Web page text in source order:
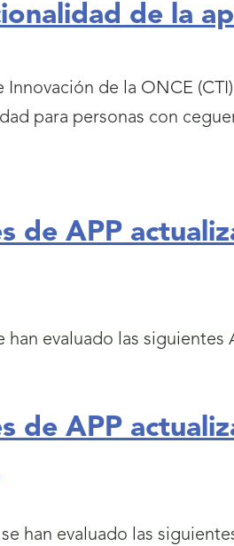
de la
de la ONCE
para personas con
de APP
evaluado las siguientes
de APP
han evaluado las